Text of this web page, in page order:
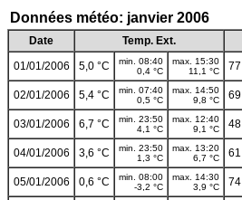
Données météo: janvier 2006
Date Temp. Ext.
01/01/2006
5,0 °C
min. 08:40
0,4 °C
max. 15:30
11,1 °C
02/01/2006 5,4 °C
min. 07:40
0,5 °C
max. 14:50
9,8 °C
03/01/2006 6,7 °C
min. 23:50
4,1 °C
max. 12:40
9,1 °C
04/01/2006 3,6 °C
min. 23:50
1,3 °C
max. 13:20
6,7 °C
05/01/2006 0,6 °C
min. 08:00
-3,2 °C
max. 14:30
3,9 °C